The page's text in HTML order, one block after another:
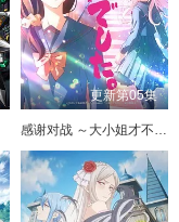
更新第05集
感谢对战 ～大小姐才不玩格斗游戏～